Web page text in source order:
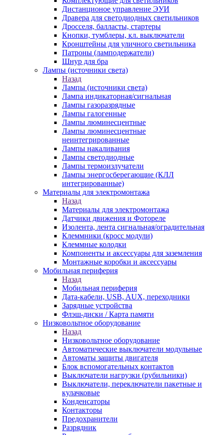
Дистанционое управление ЭУИ
Дравера для светодиодных светильников
Дросселя, балласты, стартеры
Кнопки, тумблеры, кл. выключатели
Кронштейны для уличного светильника
Патроны (ламподержатели)
Шнур для бра
Лампы (источники света)
Назад
Лампы (источники света)
Лампа индикаторная/сигнальная
Лампы газоразрядные
Лампы галогенные
Лампы люминесцентные
Лампы люминесцентные
неинтегрированные
Лампы накаливания
Лампы светодиодные
Лампы термоизлучатели
Лампы энергосберегающие (КЛЛ
интегрированные)
Материалы для электромонтажа
Назад
Материалы для электромонтажа
Датчики движения и Фотореле
Изолента, лента сигнальная/оградительная
Клеммники (кросс модули)
Клеммные колодки
Компоненты и аксессуары для заземления
Монтажные коробки и аксессуары
Мобильная периферия
Назад
Мобильная периферия
Дата-кабели, USB, AUX, переходники
Зарядные устройства
Флэш-диски / Карта памяти
Низковольтное оборудование
Назад
Низковольтное оборудование
Автоматические выключатели модульные
Автоматы защиты двигателя
Блок вспомогательных контактов
Выключатели нагрузки (рубильники)
Выключатели, переключатели пакетные и
кулачковые
Конденсаторы
Контакторы
Предохранители
Разрядник